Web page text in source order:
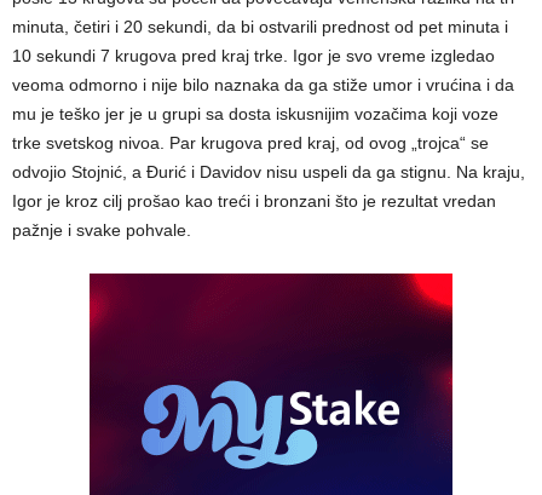
minuta, četiri i 20 sekundi, da bi ostvarili prednost od pet minuta i
10 sekundi 7 krugova pred kraj trke. Igor je svo vreme izgledao
veoma odmorno i nije bilo naznaka da ga stiže umor i vrućina i da
mu je teško jer je u grupi sa dosta iskusnijim vozačima koji voze
trke svetskog nivoa. Par krugova pred kraj, od ovog „trojca“ se
odvojio Stojnić, a Đurić i Davidov nisu uspeli da ga stignu. Na kraju,
Igor je kroz cilj prošao kao treći i bronzani što je rezultat vredan
pažnje i svake pohvale.